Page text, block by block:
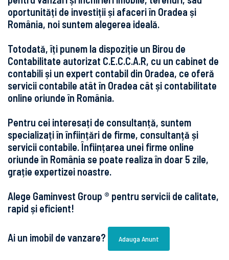
oportunități de investiții și afaceri în Oradea și
România, noi suntem alegerea ideală.
Totodată, îți punem la dispoziție un Birou de
Contabilitate autorizat C.E.C.C.A.R, cu un cabinet de
contabili și un expert contabil din Oradea, ce oferă
servicii contabile atât în Oradea cât și contabilitate
online oriunde în România.
Pentru cei interesați de consultanță, suntem
specializați în înființări de firme, consultanță și
servicii contabile. Înființarea unei firme online
oriunde în România se poate realiza în doar 5 zile,
grație expertizei noastre.
Alege Gaminvest Group ® pentru servicii de calitate,
rapid și eficient!
Ai un imobil de vanzare? Adauga Anunt